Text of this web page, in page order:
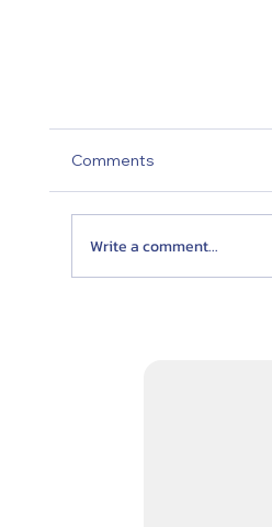
Comments
Write a comment...